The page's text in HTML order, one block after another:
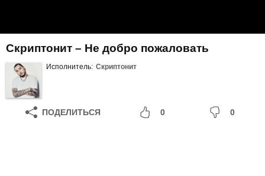
Скриптонит – Не добро пожаловать
Исполнитель: Скриптонит
ПОДЕЛИТЬСЯ 0 0